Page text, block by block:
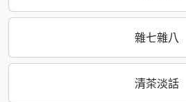
雜七雜八
清茶淡話